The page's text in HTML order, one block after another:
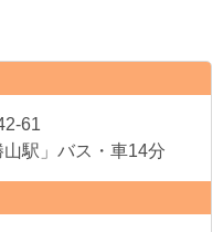
駅」バス・車14分